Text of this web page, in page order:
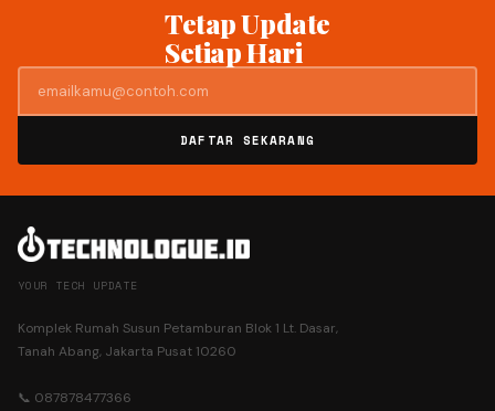
Tetap Update
Setiap Hari
DAFTAR SEKARANG
YOUR TECH UPDATE
Komplek Rumah Susun Petamburan Blok 1 Lt. Dasar,
Tanah Abang, Jakarta Pusat 10260
📞 087878477366